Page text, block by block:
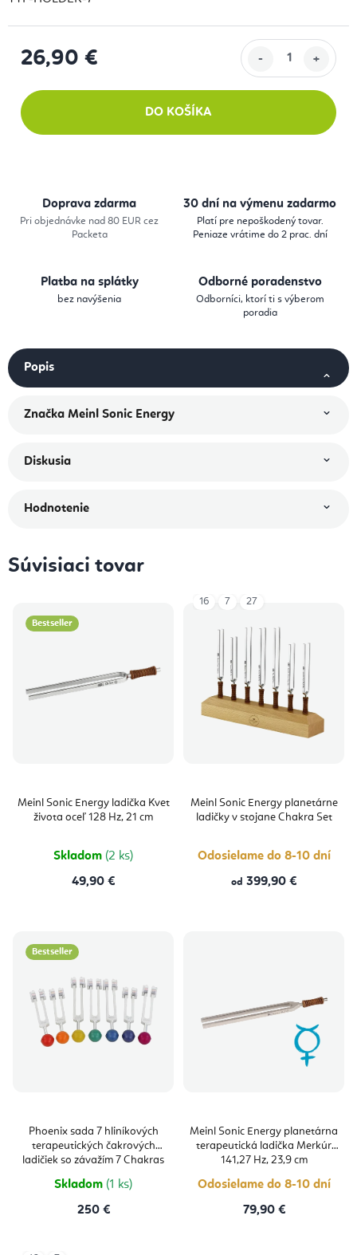
26,90 €
DO KOŠÍKA
Doprava zdarma
Pri objednávke nad 80 EUR cez
Packeta
30 dní na výmenu zadarmo
Platí pre nepoškodený tovar.
Peniaze vrátime do 2 prac. dní
Platba na splátky
bez navýšenia
Odborné poradenstvo
Odborníci, ktorí ti s výberom
poradia
Popis
Značka Meinl Sonic Energy
Diskusia
Hodnotenie
Súvisiaci tovar
Bestseller
Meinl Sonic Energy ladička Kvet
života oceľ 128 Hz, 21 cm
Skladom (2 ks)
49,90 €
Meinl Sonic Energy planetárne
ladičky v stojane Chakra Set
Odosielame do 8-10 dní
od 399,90 €
16 7 27
Bestseller
Phoenix sada 7 hliníkových
terapeutických čakrových
ladičiek so závažím 7 Chakras
Skladom (1 ks)
250 €
Meinl Sonic Energy planetárna
terapeutická ladička Merkúr
141,27 Hz, 23,9 cm
Odosielame do 8-10 dní
79,90 €